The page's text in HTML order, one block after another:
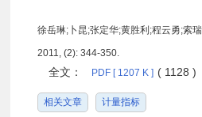
徐岳琳;卜昆;张定华;黄胜利;程云勇;索瑞
2011, (2): 344-350.
全文： PDF [ 1207 K ] ( 1128 )
相关文章 计量指标